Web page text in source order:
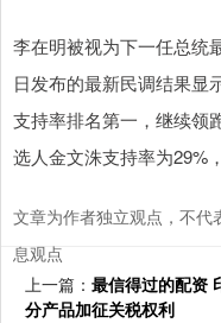
李在明被视为下一任总统
日发布的最新民调结果显
支持率排名第一，继续领
选人金文洙支持率为29%
文章为作者独立观点，不代
息观点
上一篇： 最信得过的配资
分产品加征关税权利